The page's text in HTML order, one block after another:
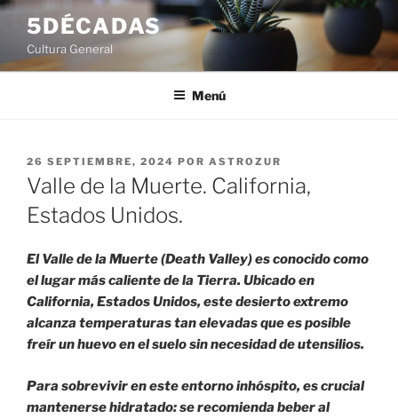
Saltar
contenido
5DÉCADAS
Cultura General
Menú
PUBLICADO
EL
26 SEPTIEMBRE, 2024 POR ASTROZUR
Valle de la Muerte. California,
Estados Unidos.
El Valle de la Muerte (Death Valley) es conocido como
el lugar más caliente de la Tierra. Ubicado en
California, Estados Unidos, este desierto extremo
alcanza temperaturas tan elevadas que es posible
freír un huevo en el suelo sin necesidad de utensilios.
Para sobrevivir en este entorno inhóspito, es crucial
mantenerse hidratado: se recomienda beber al